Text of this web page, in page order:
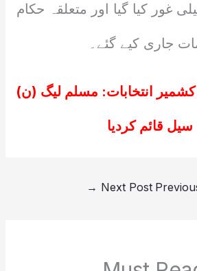
غور کیا گیا اور متعلقہ حکام
جاری کیے گئے۔
کشمیر انتخابات: مسلم لیگ (ن)
قائم کردیا
Next Post
→